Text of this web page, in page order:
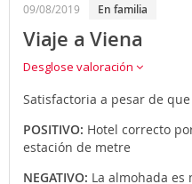
09/08/2019 en familia
Viaje a Viena
Desglose valoración
Satisfactoria a pesar de
POSITIVO: Hotel correcto
estación de metre
NEGATIVO: La almohada es